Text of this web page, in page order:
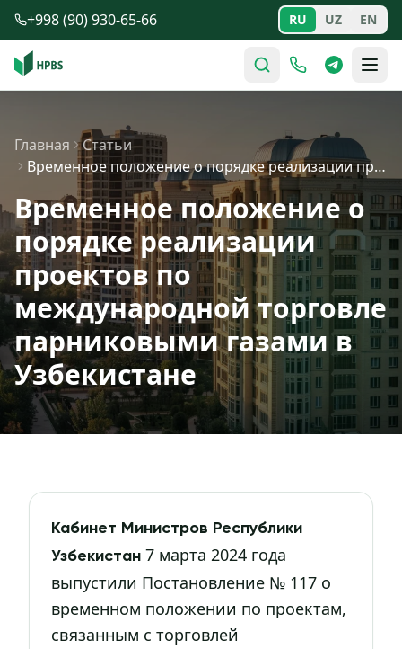
Перейти к содержимому
+998 (90) 930-65-66 RU UZ EN
Главная
Статьи
Временное положение о порядке реализации проектов по ме…
Временное положение о
порядке реализации
проектов по
международной торговле
парниковыми газами в
Узбекистане
Кабинет Министров Республики
Узбекистан 7 марта 2024 года
выпустили Постановление № 117 о
временном положении по проектам,
связанным с торговлей